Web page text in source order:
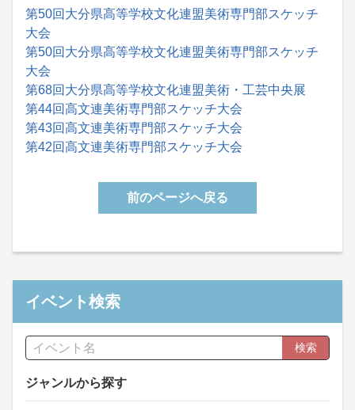
第50回大分県高等学校文化連盟美術専門部スケッチ
大会
第50回大分県高等学校文化連盟美術専門部スケッチ
大会
第68回大分県高等学校文化連盟美術・工芸中央展
第44回高文連美術専門部スケッチ大会
第43回高文連美術専門部スケッチ大会
第42回高文連美術専門部スケッチ大会
前のページへ戻る
イベント検索
検索
ジャンルから探す